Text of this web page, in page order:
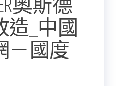
造_中國
－國度